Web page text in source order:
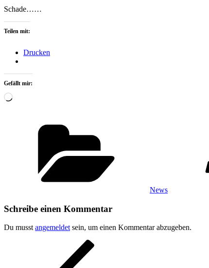
Schade……
Teilen mit:
Drucken
Gefällt mir:
Wird
News
Schreibe einen Kommentar
Du musst angemeldet sein, um einen Kommentar abzugeben.
Beitragsnavigation